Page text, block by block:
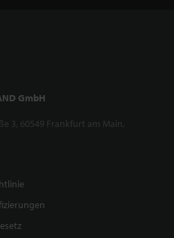
GmbH
3, 60549 Frankfurt am Main,